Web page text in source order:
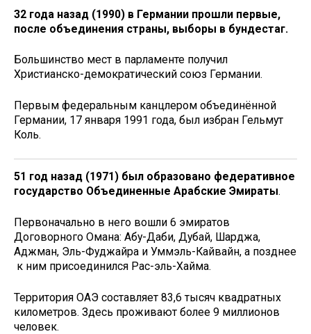
32 года назад (1990) в Германии прошли первые,
после объединения страны, выборы в бундестаг.
Большинство мест в парламенте получил
Христианско-демократический союз Германии.
Первым федеральным канцлером объединённой
Германии, 17 января 1991 года, был избран Гельмут
Коль.
51 год назад (1971) был образовано федеративное
государство Объединенные Арабские Эмираты.
Первоначально в него вошли 6 эмиратов
Договорного Омана: Абу-Даби, Дубай, Шарджа,
Аджман, Эль-Фуджайра и Уммэль-Кайвайн, а позднее
к ним присоединился Рас-эль-Хайма.
Территория ОАЭ составляет 83,6 тысяч квадратных
километров. Здесь проживают более 9 миллионов
человек.